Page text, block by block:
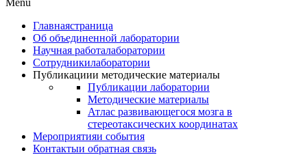
Menu
Главнаястраница
Об объединенной лаборатории
Научная работалаборатории
Сотрудникилаборатории
Публикациии методические материалы
Публикации лаборатории
Методические материалы
Атлас развивающегося мозга в
стереотаксических координатах
Мероприятияи события
Контактыи обратная связь